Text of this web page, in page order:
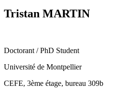
Tristan MARTIN
Doctorant / PhD Student
Université de Montpellier
CEFE, 3ème étage, bureau 309b